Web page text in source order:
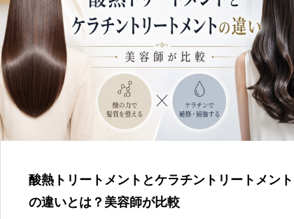
酸熱トリートメントとケラチントリートメント
の違いとは？美容師が比較